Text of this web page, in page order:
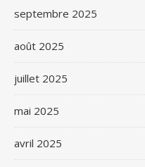
septembre 2025
août 2025
juillet 2025
mai 2025
avril 2025